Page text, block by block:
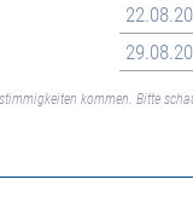
kommen. Bitte